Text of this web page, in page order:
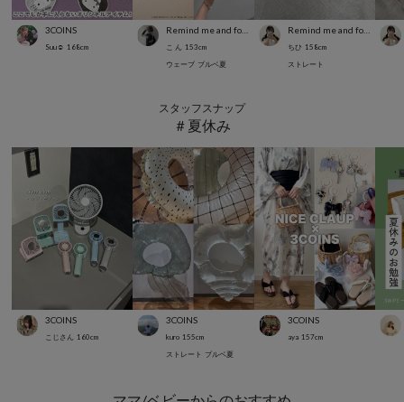
3COINS
Suu☺︎ 168cm こ ん 153cm
ウェーブ ブルベ夏
Remind me and forever
ちひ 158cm
ストレート
スタッフスナップ
＃夏休み
3COINS
こじさん 160cm
3COINS
kuro 155cm
ストレート ブルベ夏
3COINS
aya 157cm